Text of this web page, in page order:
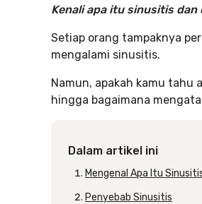
Kenali apa itu sinusitis dan
Setiap orang tampaknya
mengalami sinusitis.
Namun, apakah kamu tahu
hingga bagaimana
Dalam artikel ini
Mengenal Apa Itu
Penyebab Sinusitis